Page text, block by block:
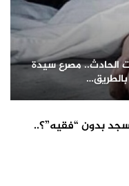
الحادث.. مصرع سيدة
بدون “فقيه”؟..